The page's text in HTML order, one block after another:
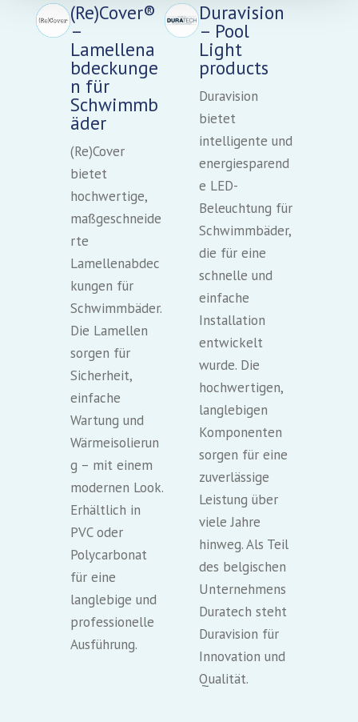
(Re)Cover®
–
Lamellena
bdeckunge
n für
Schwimmb
äder
(Re)Cover
bietet
hochwertige,
maßgeschneide
rte
Lamellenabdec
kungen für
Schwimmbäder.
Die Lamellen
sorgen für
Sicherheit,
einfache
Wartung und
Wärmeisolierun
g – mit einem
modernen Look.
Erhältlich in
PVC oder
Polycarbonat
für eine
langlebige und
professionelle
Ausführung.
Duravision
– Pool
Light
products
Duravision
bietet
intelligente und
energiesparend
e LED-
Beleuchtung für
Schwimmbäder,
die für eine
schnelle und
einfache
Installation
entwickelt
wurde. Die
hochwertigen,
langlebigen
Komponenten
sorgen für eine
zuverlässige
Leistung über
viele Jahre
hinweg. Als Teil
des belgischen
Unternehmens
Duratech steht
Duravision für
Innovation und
Qualität.